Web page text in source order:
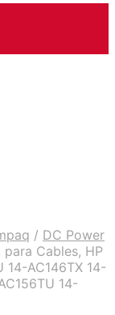
/ DC Power
Cables, HP
14-AC146TX 14-
14-